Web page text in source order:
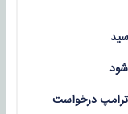
درخواست